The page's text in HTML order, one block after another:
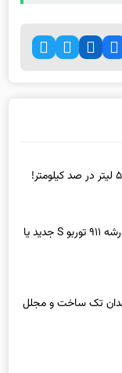
نبرد اسطوره‌ها در دنیای هیبرید، پورشه ۹۱۱ توربو S جدید یا
از ۶۷ سال با سدان تک ساخت و مجلل